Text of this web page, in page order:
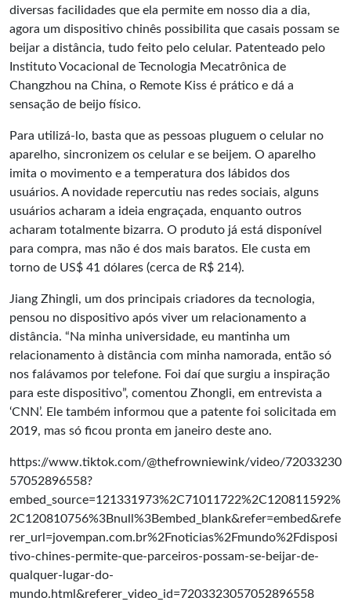
diversas facilidades que ela permite em nosso dia a dia,
agora um dispositivo chinês possibilita que casais possam se
beijar a distância, tudo feito pelo celular. Patenteado pelo
Instituto Vocacional de Tecnologia Mecatrônica de
Changzhou na China, o Remote Kiss é prático e dá a
sensação de beijo físico.
Para utilizá-lo, basta que as pessoas pluguem o celular no
aparelho, sincronizem os celular e se beijem. O aparelho
imita o movimento e a temperatura dos lábidos dos
usuários. A novidade repercutiu nas redes sociais, alguns
usuários acharam a ideia engraçada, enquanto outros
acharam totalmente bizarra. O produto já está disponível
para compra, mas não é dos mais baratos. Ele custa em
torno de US$ 41 dólares (cerca de R$ 214).
Jiang Zhingli, um dos principais criadores da tecnologia,
pensou no dispositivo após viver um relacionamento a
distância. “Na minha universidade, eu mantinha um
relacionamento à distância com minha namorada, então só
nos falávamos por telefone. Foi daí que surgiu a inspiração
para este dispositivo”, comentou Zhongli, em entrevista a
‘CNN’. Ele também informou que a patente foi solicitada em
2019, mas só ficou pronta em janeiro deste ano.
https://www.tiktok.com/@thefrowniewink/video/72033230
57052896558?
embed_source=121331973%2C71011722%2C120811592%
2C120810756%3Bnull%3Bembed_blank&refer=embed&refe
rer_url=jovempan.com.br%2Fnoticias%2Fmundo%2Fdisposi
tivo-chines-permite-que-parceiros-possam-se-beijar-de-
qualquer-lugar-do-
mundo.html&referer_video_id=7203323057052896558